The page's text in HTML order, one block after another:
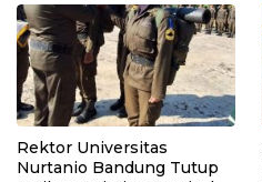
Rektor Universitas
Nurtanio Bandung Tutup